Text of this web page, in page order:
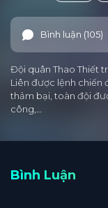
Bình luận (105)
Đội quân Thao Thiết
Liên được lệnh chiến
thảm bại, toàn đội
công,…
Bình Luận